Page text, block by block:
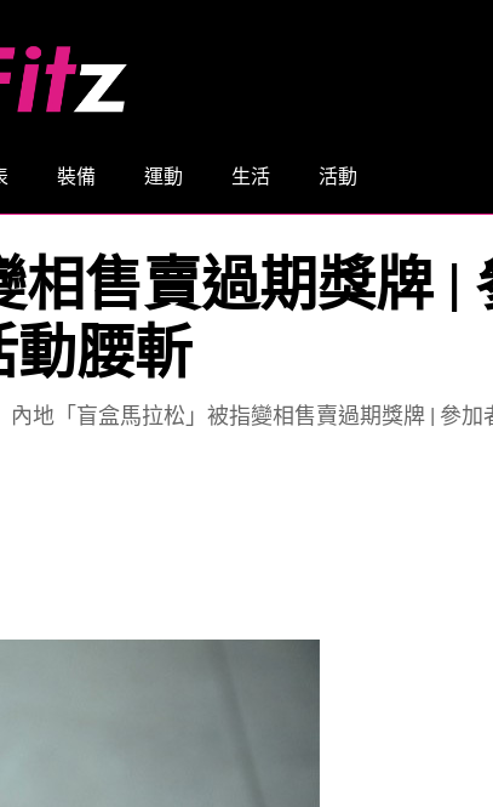
裝備 運動 生活 活動
售賣過期獎牌 |
動腰斬
內地「盲盒馬拉松」被指變相售賣過期獎牌 | 參加